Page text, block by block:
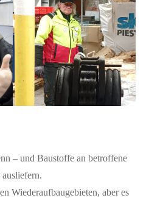
– und Baustoffe an betroffene
Wiederaufbaugebieten, aber es